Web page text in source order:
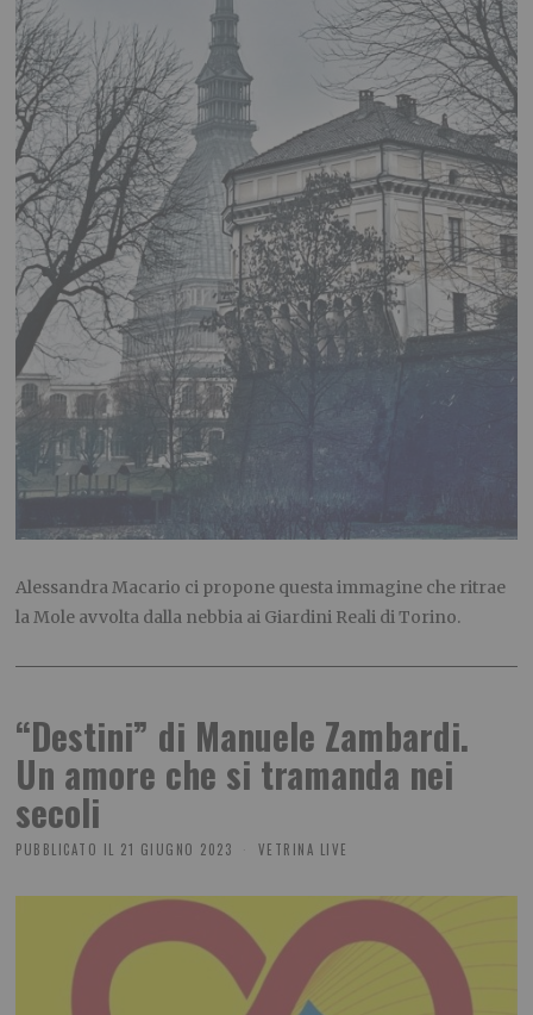
Alessandra Macario ci propone questa immagine che ritrae
la Mole avvolta dalla nebbia ai Giardini Reali di Torino.
“Destini” di Manuele Zambardi.
Un amore che si tramanda nei
secoli
PUBBLICATO IL 21 GIUGNO 2023 VETRINA LIVE